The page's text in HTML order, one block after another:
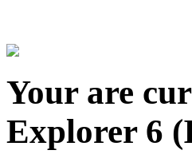
Your are
Explorer 6